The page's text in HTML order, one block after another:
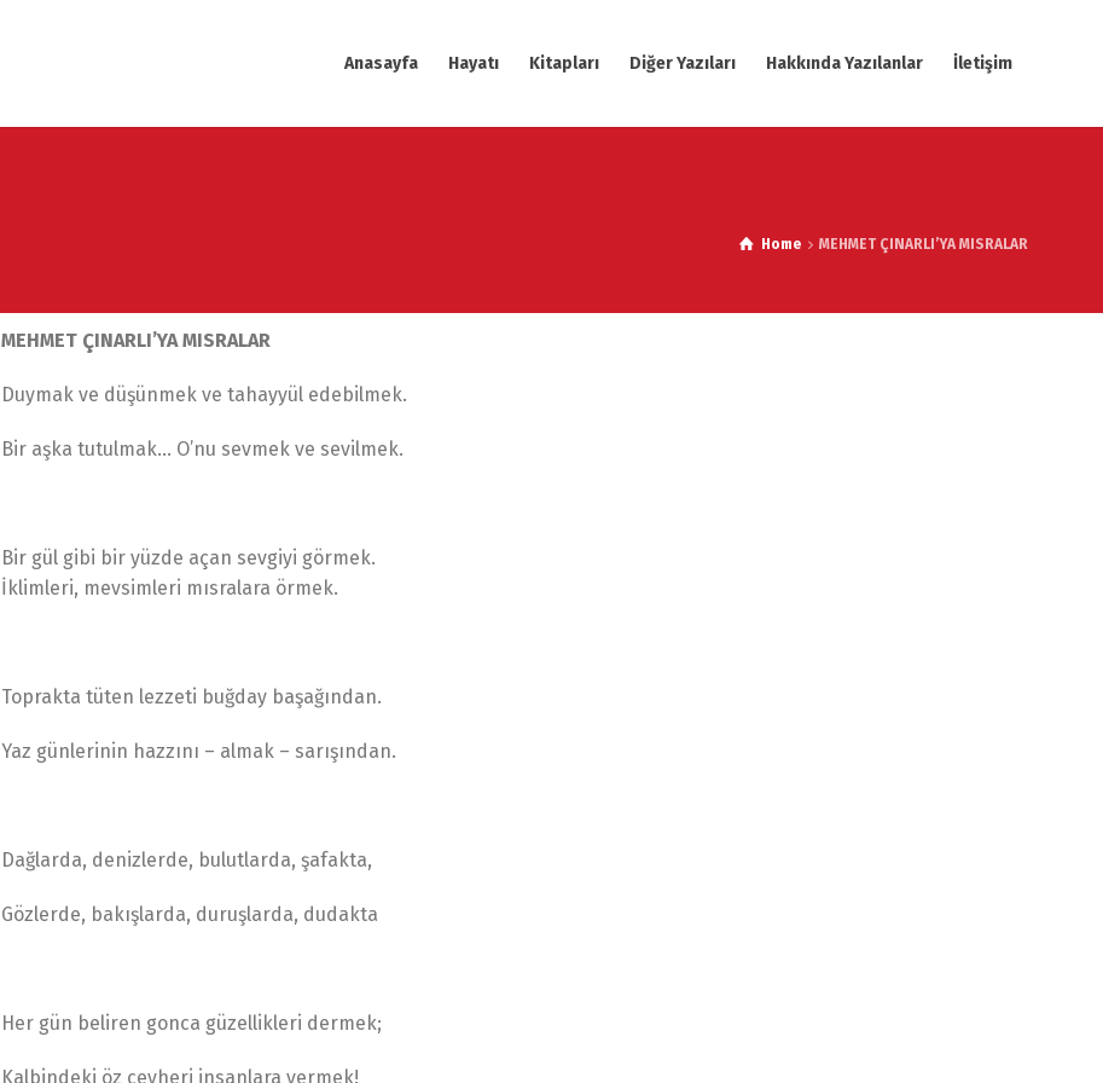
Anasayfa Hayatı Kitapları Diğer Yazıları Hakkında Yazılanlar İletişim
Home MEHMET ÇINARLI’YA MISRALAR
MEHMET ÇINARLI’YA MISRALAR
Duymak ve düşünmek ve tahayyül edebilmek.
Bir aşka tutulmak… O’nu sevmek ve sevilmek.
Bir gül gibi bir yüzde açan sevgiyi görmek.
İklimleri, mevsimleri mısralara örmek.
Toprakta tüten lezzeti buğday başağından.
Yaz günlerinin hazzını – almak – sarışından.
Dağlarda, denizlerde, bulutlarda, şafakta,
Gözlerde, bakışlarda, duruşlarda, dudakta
Her gün beliren gonca güzellikleri dermek;
Kalbindeki öz cevheri insanlara vermek!